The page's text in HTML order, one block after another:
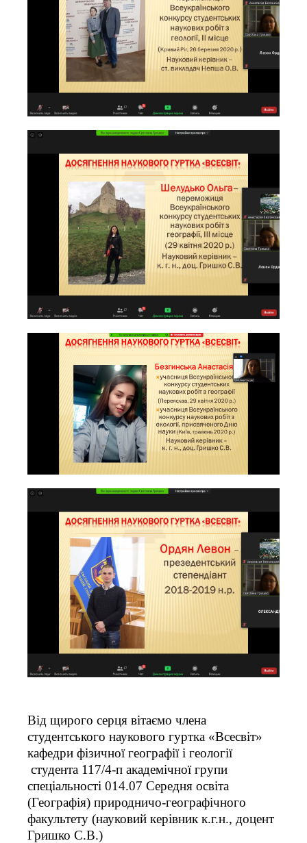
Від щирого серця вітаємо члена
студентського наукового гуртка «Всесвіт»
кафедри фізичної географії і геології
студента 117/4-п академічної групи
спеціальності 014.07 Середня освіта
(Географія) природничо-географічного
факультету (науковий керівник к.г.н., доцент
Гришко С.В.)